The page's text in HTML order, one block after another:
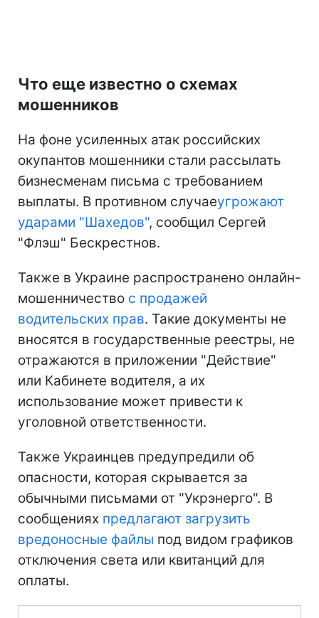
Что еще известно о схемах
мошенников
На фоне усиленных атак российских
окупантов мошенники стали рассылать
бизнесменам письма с требованием
выплаты. В противном случаеугрожают
ударами "Шахедов", сообщил Сергей
"Флэш" Бескрестнов.
Также в Украине распространено онлайн-
мошенничество с продажей
водительских прав. Такие документы не
вносятся в государственные реестры, не
отражаются в приложении "Действие"
или Кабинете водителя, а их
использование может привести к
уголовной ответственности.
Также Украинцев предупредили об
опасности, которая скрывается за
обычными письмами от "Укрэнерго". В
сообщениях предлагают загрузить
вредоносные файлы под видом графиков
отключения света или квитанций для
оплаты.